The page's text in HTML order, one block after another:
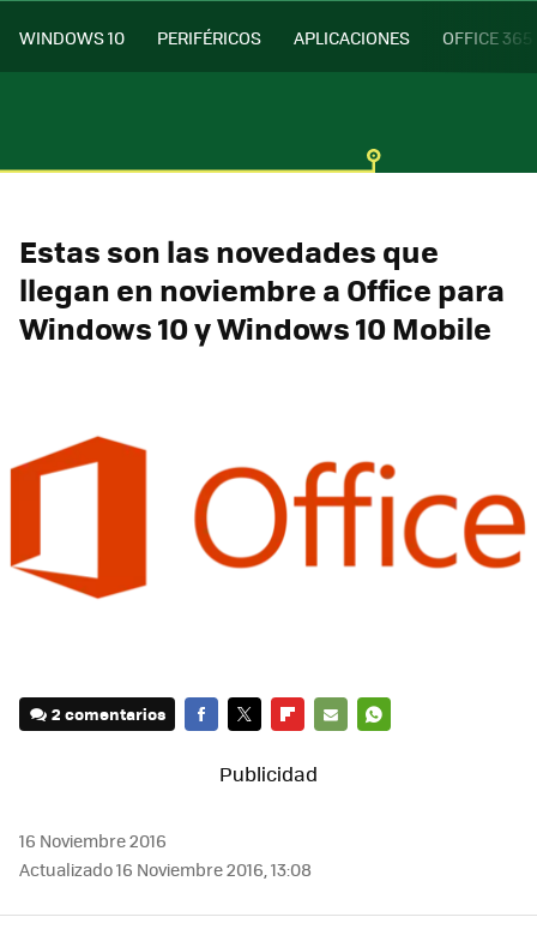
WINDOWS 10 PERIFÉRICOS APLICACIONES OFFICE 365
Estas son las novedades que
llegan en noviembre a Office para
Windows 10 y Windows 10 Mobile
2 comentarios
MAIL
16 Noviembre 2016
Actualizado 16 Noviembre 2016, 13:08